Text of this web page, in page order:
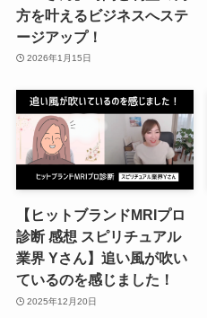
方を叶えるビジネスへステ
ージアップ！
2026年1月15日
【ヒットブランドMRIプロ
診断 感想 スピリチュアル
業界 Yさん】追い風が吹い
ているのを感じました！
2025年12月20日